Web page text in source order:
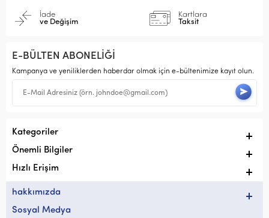
İade
ve Değişim
Kartlara
Taksit
E-BÜLTEN ABONELİĞİ
Kampanya ve yeniliklerden haberdar olmak için e-bültenimize kayıt olun.
Kategoriler
Önemli Bilgiler
Hızlı Erişim
hakkımızda
Sosyal Medya